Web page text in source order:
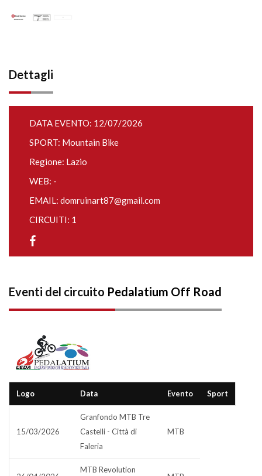
Dettagli
DATA EVENTO: 12/07/2026
SPORT: Mountain Bike
Regione: Lazio
WEB: -
EMAIL: domruinart87@gmail.com
CIRCUITI: 1
Eventi del circuito Pedalatium Off Road
Logo Data Evento Sport
15/03/2026
Granfondo MTB Tre
Castelli - Città di
Faleria
MTB
MTB Revolution